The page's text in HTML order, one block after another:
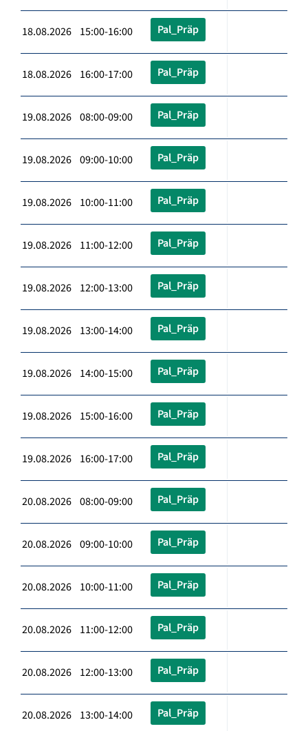
18.08.2026 15:00-16:00 Pal_Präp
18.08.2026 16:00-17:00 Pal_Präp
19.08.2026 08:00-09:00 Pal_Präp
19.08.2026 09:00-10:00 Pal_Präp
19.08.2026 10:00-11:00 Pal_Präp
19.08.2026 11:00-12:00 Pal_Präp
19.08.2026 12:00-13:00 Pal_Präp
19.08.2026 13:00-14:00 Pal_Präp
19.08.2026 14:00-15:00 Pal_Präp
19.08.2026 15:00-16:00 Pal_Präp
19.08.2026 16:00-17:00 Pal_Präp
20.08.2026 08:00-09:00 Pal_Präp
20.08.2026 09:00-10:00 Pal_Präp
20.08.2026 10:00-11:00 Pal_Präp
20.08.2026 11:00-12:00 Pal_Präp
20.08.2026 12:00-13:00 Pal_Präp
20.08.2026 13:00-14:00 Pal_Präp